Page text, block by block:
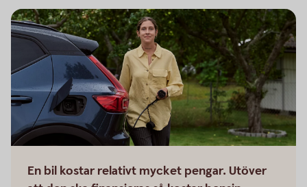
En bil kostar relativt mycket pengar. Utöver